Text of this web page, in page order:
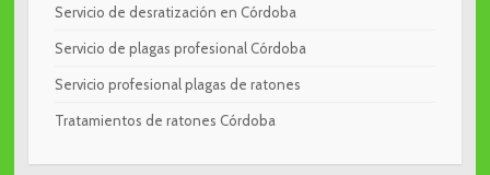
Servicio de desratización en Córdoba
Servicio de plagas profesional Córdoba
Servicio profesional plagas de ratones
Tratamientos de ratones Córdoba